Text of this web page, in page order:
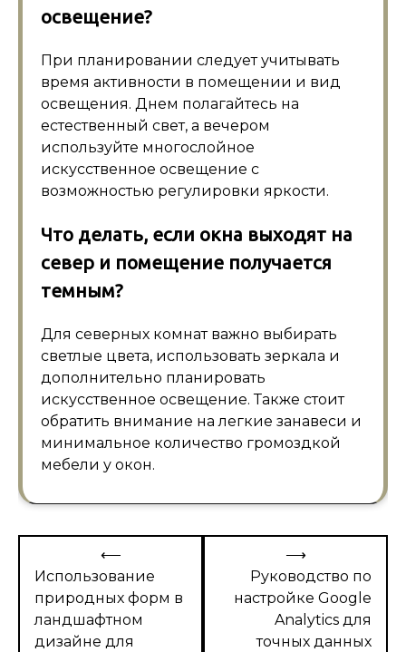
освещение?
При планировании следует учитывать
время активности в помещении и вид
освещения. Днем полагайтесь на
естественный свет, а вечером
используйте многослойное
искусственное освещение с
возможностью регулировки яркости.
Что делать, если окна выходят на
север и помещение получается
темным?
Для северных комнат важно выбирать
светлые цвета, использовать зеркала и
дополнительно планировать
искусственное освещение. Также стоит
обратить внимание на легкие занавеси и
минимальное количество громоздкой
мебели у окон.
Навигация
по
записям
⟵
Использование
природных форм в
ландшафтном
дизайне для
Руководство по
настройке Google
Analytics для
точных данных
⟶